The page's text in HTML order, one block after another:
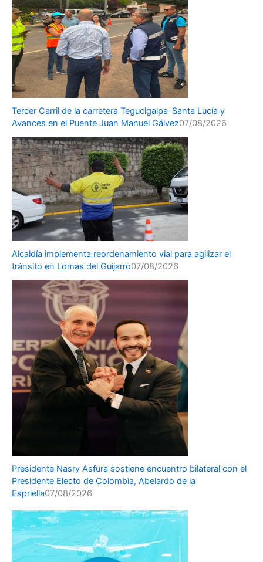
Tercer Carril de la carretera Tegucigalpa-Santa Lucía y
Avances en el Puente Juan Manuel Gálvez07/08/2026
Alcaldía implementa reordenamiento vial para agilizar el
tránsito en Lomas del Guijarro07/08/2026
Presidente Nasry Asfura sostiene encuentro bilateral con el
Presidente Electo de Colombia, Abelardo de la
Espriella07/08/2026